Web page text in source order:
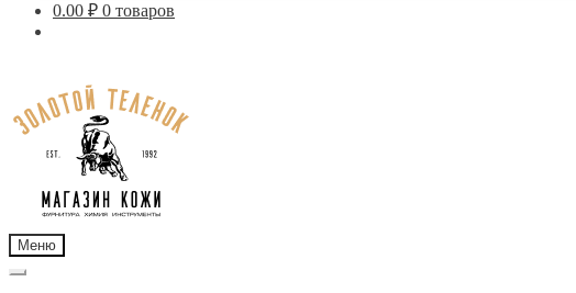
0.00 ₽ 0 товаров
навигации
содержимому
Меню